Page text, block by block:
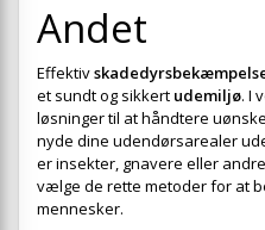
Andet
Effektiv
et sundt og sikkert udemiljø. I
løsninger til at håndtere
nyde dine udendørsarealer
er insekter, gnavere eller
vælge de rette metoder for at
mennesker.